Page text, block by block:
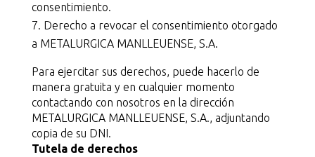
consentimiento.
Derecho a revocar el consentimiento otorgado
a METALURGICA MANLLEUENSE, S.A.
Para ejercitar sus derechos, puede hacerlo de
manera gratuita y en cualquier momento
contactando con nosotros en la dirección
METALURGICA MANLLEUENSE, S.A., adjuntando
copia de su DNI.
Tutela de derechos